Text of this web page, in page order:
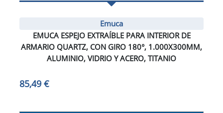
Emuca
EMUCA ESPEJO EXTRAÍBLE PARA INTERIOR DE
ARMARIO QUARTZ, CON GIRO 180°, 1.000X300MM,
ALUMINIO, VIDRIO Y ACERO, TITANIO
85,49 €